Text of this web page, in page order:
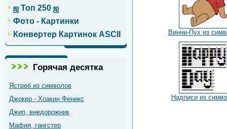
ஜ Топ 250 ஜ
Фото - Картинки
Конвертер Картинок ASCII
Горячая десятка
Ястреб из символов
Джокер - Хоакин Феникс
Джип, внедорожник
Мафия, гангстер
Винни-Пух из
Надписи из